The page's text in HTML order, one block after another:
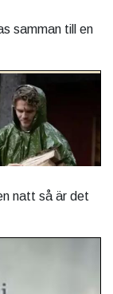
samman till en
natt så är det